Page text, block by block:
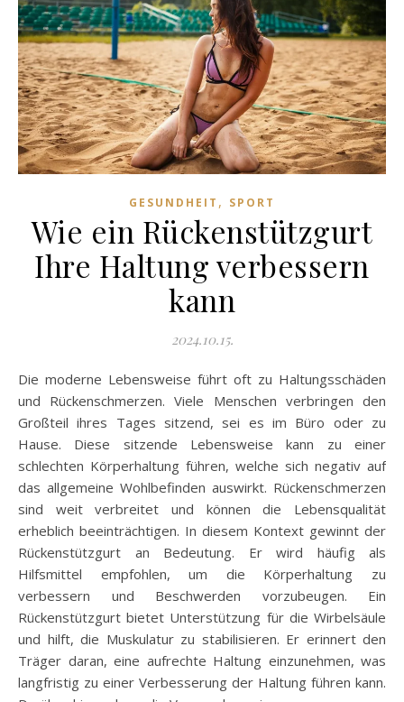
GESUNDHEIT , SPORT
Wie ein Rückenstützgurt
Ihre Haltung verbessern
kann
2024.10.15.
Die moderne Lebensweise führt oft zu Haltungsschäden
und Rückenschmerzen. Viele Menschen verbringen den
Großteil ihres Tages sitzend, sei es im Büro oder zu
Hause. Diese sitzende Lebensweise kann zu einer
schlechten Körperhaltung führen, welche sich negativ auf
das allgemeine Wohlbefinden auswirkt. Rückenschmerzen
sind weit verbreitet und können die Lebensqualität
erheblich beeinträchtigen. In diesem Kontext gewinnt der
Rückenstützgurt an Bedeutung. Er wird häufig als
Hilfsmittel empfohlen, um die Körperhaltung zu
verbessern und Beschwerden vorzubeugen. Ein
Rückenstützgurt bietet Unterstützung für die Wirbelsäule
und hilft, die Muskulatur zu stabilisieren. Er erinnert den
Träger daran, eine aufrechte Haltung einzunehmen, was
langfristig zu einer Verbesserung der Haltung führen kann.